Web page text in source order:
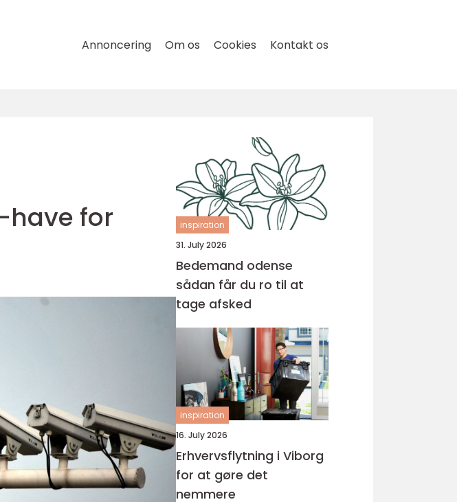
Annoncering Om os Cookies Kontakt os
have for
inspiration
31. July 2026
Bedemand odense
sådan får du ro til at
tage afsked
inspiration
16. July 2026
Erhvervsflytning i Viborg
for at gøre det
nemmere